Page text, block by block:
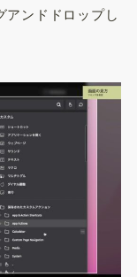
アンドドロップし